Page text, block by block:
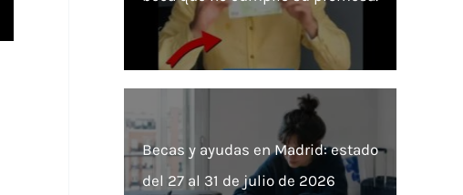
Becas y ayudas en Madrid: estado
del 27 al 31 de julio de 2026